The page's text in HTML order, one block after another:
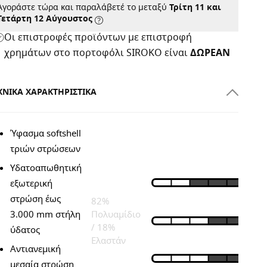
Οι επιστροφές προϊόντων με επιστροφή
χρημάτων στο πορτοφόλι SIROKO είναιΔΩΡΕΑΝ
τώρα και παραλάβετέ το μεταξύΤρίτη 11 και
12 Αύγουστος
ΧΑΡΑΚΤΗΡΙΣΤΙΚΆ
Ύφασμα softshell
τριών στρώσεων
Υδατοαπωθητική
εξωτερική
στρώση έως
3.000 mm στήλη
ύδατος
Αντιανεμική
82%
Πολυαμίδιο
/ 18%
Ελαστάν